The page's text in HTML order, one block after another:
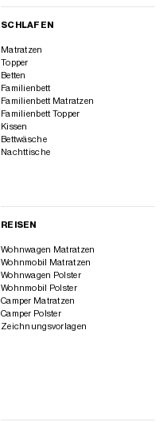
SCHLAFEN
Matratzen
Topper
Betten
Familienbett
Familienbett Matratzen
Familienbett Topper
Kissen
Bettwäsche
Nachttische
REISEN
Wohnwagen Matratzen
Wohnmobil Matratzen
Wohnwagen Polster
Wohnmobil Polster
Camper Matratzen
Camper Polster
Zeichnungsvorlagen